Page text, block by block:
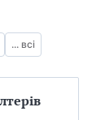
... всі